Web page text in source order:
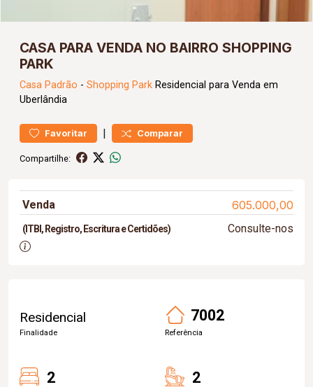
CASA PARA VENDA NO BAIRRO SHOPPING
PARK
Casa Padrão - Shopping Park Residencial para Venda em
Uberlândia
Favoritar | Comparar
Compartilhe:
Venda 605.000,00
(ITBI, Registro, Escritura e Certidões) Consulte-nos
Residencial
Finalidade
7002
Referência
2 2